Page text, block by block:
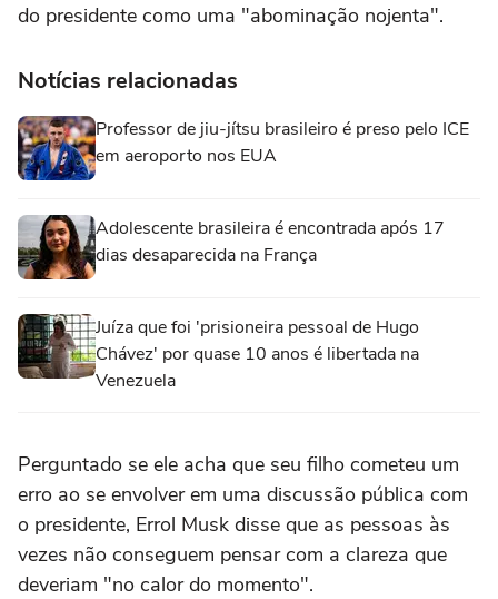
do presidente como uma "abominação nojenta".
Notícias relacionadas
Professor de jiu-jítsu brasileiro é preso pelo ICE
em aeroporto nos EUA
Adolescente brasileira é encontrada após 17
dias desaparecida na França
Juíza que foi 'prisioneira pessoal de Hugo
Chávez' por quase 10 anos é libertada na
Venezuela
Perguntado se ele acha que seu filho cometeu um
erro ao se envolver em uma discussão pública com
o presidente, Errol Musk disse que as pessoas às
vezes não conseguem pensar com a clareza que
deveriam "no calor do momento".